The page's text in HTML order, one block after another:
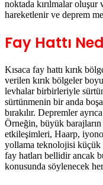
Fay Hattı
Kısaca fay hattı kırık
levhalar birbirleriyle
sürtünmenin bir anda
bırakılır. Depremler
Örneğin, büyük barajların
etkileşimleri, Haarp,
yollama teknolojisi küçük
fay hatları bellidir ancak
konusunda söylenecek
Deprem